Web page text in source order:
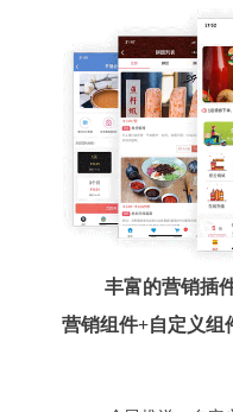
丰富的营销插
营销组件+自定义组